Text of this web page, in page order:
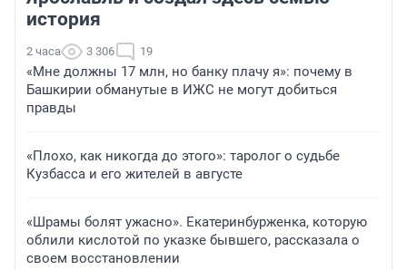
история
2 часа 3 306 19
«Мне должны 17 млн, но банку плачу я»: почему в
Башкирии обманутые в ИЖС не могут добиться
правды
«Плохо, как никогда до этого»: таролог о судьбе
Кузбасса и его жителей в августе
«Шрамы болят ужасно». Екатеринбурженка, которую
облили кислотой по указке бывшего, рассказала о
своем восстановлении